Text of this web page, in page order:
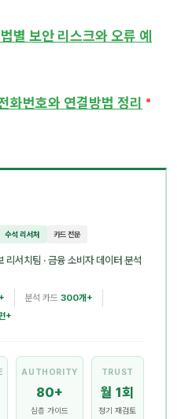
별 보안 리스크와 오류 예
화번호와 연결방법 정리
수석 리서처 카드 전문
리서치팀 · 금융 소비자 데이터 분석
분석 카드 300개+
+
AUTHORITY
80+
심층 가이드
TRUST
월 1회
정기 재검토